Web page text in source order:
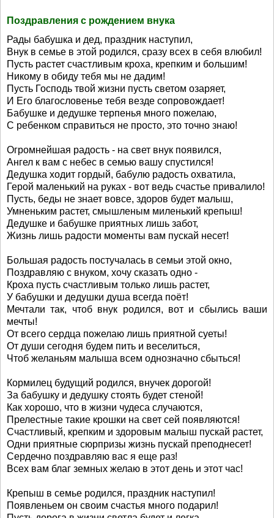
Поздравления с рождением внука
Рады бабушка и дед, праздник наступил,
Внук в семье в этой родился, сразу всех в себя влюбил!
Пусть растет счастливым кроха, крепким и большим!
Никому в обиду тебя мы не дадим!
Пусть Господь твой жизни пусть светом озаряет,
И Его благословенье тебя везде сопровождает!
Бабушке и дедушке терпенья много пожелаю,
С ребенком справиться не просто, это точно знаю!
Огромнейшая радость - на свет внук появился,
Ангел к вам с небес в семью вашу спустился!
Дедушка ходит гордый, бабулю радость охватила,
Герой маленький на руках - вот ведь счастье привалило!
Пусть, беды не знает вовсе, здоров будет малыш,
Умненьким растет, смышленым миленький крепыш!
Дедушке и бабушке приятных лишь забот,
Жизнь лишь радости моменты вам пускай несет!
Большая радость постучалась в семьи этой окно,
Поздравляю с внуком, хочу сказать одно -
Кроха пусть счастливым только лишь растет,
У бабушки и дедушки душа всегда поёт!
Мечтали так, чтоб внук родился, вот и сбылись ваши
мечты!
От всего сердца пожелаю лишь приятной суеты!
От души сегодня будем пить и веселиться,
Чтоб желаньям малыша всем однозначно сбыться!
Кормилец будущий родился, внучек дорогой!
За бабушку и дедушку стоять будет стеной!
Как хорошо, что в жизни чудеса случаются,
Прелестные такие крошки на свет сей появляются!
Счастливый, крепким и здоровым малыш пускай растет,
Одни приятные сюрпризы жизнь пускай преподнесет!
Сердечно поздравляю вас я еще раз!
Всех вам благ земных желаю в этот день и этот час!
Крепыш в семье родился, праздник наступил!
Появленьем он своим счастья много подарил!